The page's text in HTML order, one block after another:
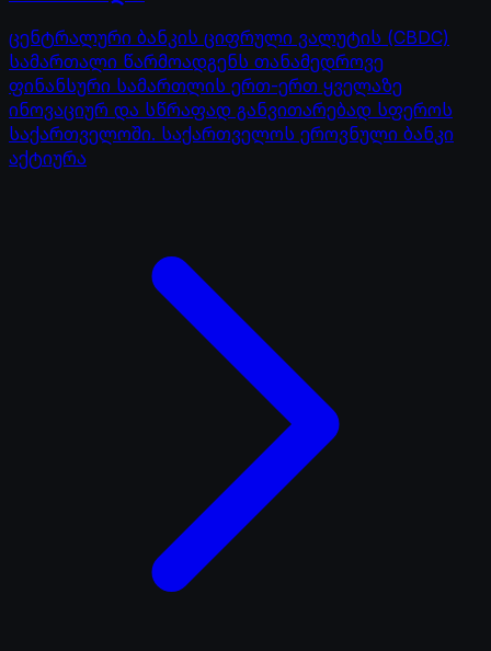
ცენტრალური ბანკის ციფრული ვალუტის (CBDC)
სამართალი წარმოადგენს თანამედროვე
ფინანსური სამართლის ერთ-ერთ ყველაზე
ინოვაციურ და სწრაფად განვითარებად სფეროს
საქართველოში. საქართველოს ეროვნული ბანკი
აქტიურა